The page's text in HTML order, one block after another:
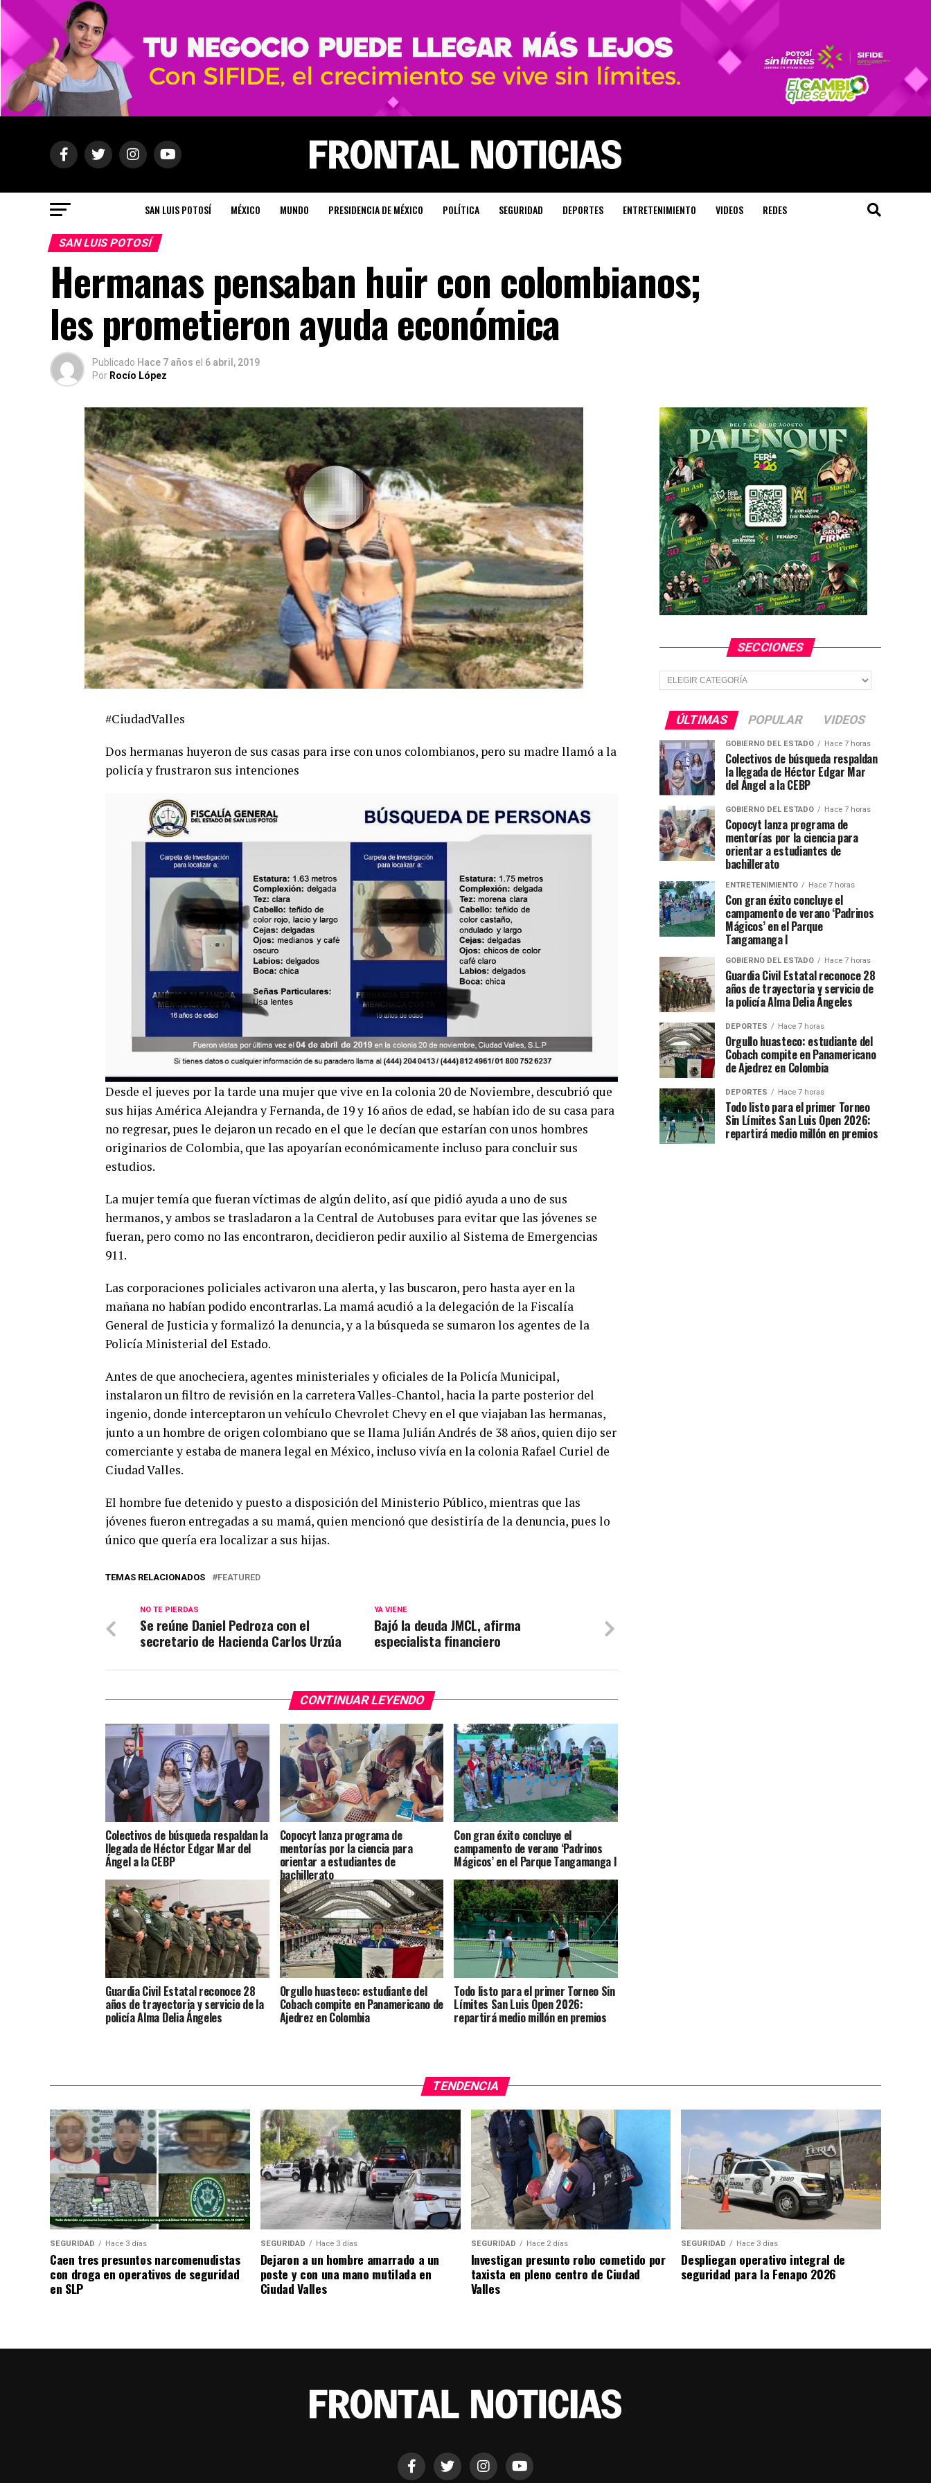
SAN LUIS POTOSÍ MÉXICO MUNDO PRESIDENCIA DE MÉXICO POLÍTICA SEGURIDAD DEPORTES ENTRETENIMIENTO VIDEOS REDES
SAN LUIS POTOSÍ
Hermanas pensaban huir con colombianos;
les prometieron ayuda económica
Publicado Hace 7 años el 6 abril, 2019
Por Rocío López
#CiudadValles
Dos hermanas huyeron de sus casas para irse con unos colombianos, pero su madre llamó a la
policía y frustraron sus intenciones
Desde el jueves por la tarde una mujer que vive en la colonia 20 de Noviembre, descubrió que
sus hijas América Alejandra y Fernanda, de 19 y 16 años de edad, se habían ido de su casa para
no regresar, pues le dejaron un recado en el que le decían que estarían con unos hombres
originarios de Colombia, que las apoyarían económicamente incluso para concluir sus
estudios.
La mujer temía que fueran víctimas de algún delito, así que pidió ayuda a uno de sus
hermanos, y ambos se trasladaron a la Central de Autobuses para evitar que las jóvenes se
fueran, pero como no las encontraron, decidieron pedir auxilio al Sistema de Emergencias
911.
Las corporaciones policiales activaron una alerta, y las buscaron, pero hasta ayer en la
mañana no habían podido encontrarlas. La mamá acudió a la delegación de la Fiscalía
General de Justicia y formalizó la denuncia, y a la búsqueda se sumaron los agentes de la
Policía Ministerial del Estado.
Antes de que anocheciera, agentes ministeriales y oficiales de la Policía Municipal,
instalaron un filtro de revisión en la carretera Valles-Chantol, hacia la parte posterior del
ingenio, donde interceptaron un vehículo Chevrolet Chevy en el que viajaban las hermanas,
junto a un hombre de origen colombiano que se llama Julián Andrés de 38 años, quien dijo ser
comerciante y estaba de manera legal en México, incluso vivía en la colonia Rafael Curiel de
Ciudad Valles.
El hombre fue detenido y puesto a disposición del Ministerio Público, mientras que las
jóvenes fueron entregadas a su mamá, quien mencionó que desistiría de la denuncia, pues lo
único que quería era localizar a sus hijas.
TEMAS RELACIONADOS FEATURED
YA VIENE
Bajó la deuda JMCL, afirma
especialista financiero
NO TE PIERDAS
Se reúne Daniel Pedroza con el
secretario de Hacienda Carlos Urzúa
CONTINUAR LEYENDO
Colectivos de búsqueda respaldan la
llegada de Héctor Edgar Mar del
Ángel a la CEBP
Copocyt lanza programa de
mentorías por la ciencia para
orientar a estudiantes de
bachillerato
Con gran éxito concluye el
campamento de verano ‘Padrinos
Mágicos’ en el Parque Tangamanga I
Guardia Civil Estatal reconoce 28
años de trayectoria y servicio de la
policía Alma Delia Ángeles
Orgullo huasteco: estudiante del
Cobach compite en Panamericano de
Ajedrez en Colombia
Todo listo para el primer Torneo Sin
Límites San Luis Open 2026:
repartirá medio millón en premios
SECCIONES
Secciones
ÚLTIMAS POPULAR VIDEOS
GOBIERNO DEL ESTADO Hace 7 horas
Colectivos de búsqueda respaldan
la llegada de Héctor Edgar Mar
del Ángel a la CEBP
GOBIERNO DEL ESTADO Hace 7 horas
Copocyt lanza programa de
mentorías por la ciencia para
orientar a estudiantes de
bachillerato
ENTRETENIMIENTO Hace 7 horas
Con gran éxito concluye el
campamento de verano ‘Padrinos
Mágicos’ en el Parque
Tangamanga I
GOBIERNO DEL ESTADO Hace 7 horas
Guardia Civil Estatal reconoce 28
años de trayectoria y servicio de
la policía Alma Delia Ángeles
DEPORTES Hace 7 horas
Orgullo huasteco: estudiante del
Cobach compite en Panamericano
de Ajedrez en Colombia
DEPORTES Hace 7 horas
Todo listo para el primer Torneo
Sin Límites San Luis Open 2026:
repartirá medio millón en premios
TENDENCIA
SEGURIDAD Hace 3 días
Caen tres presuntos narcomenudistas
con droga en operativos de seguridad
en SLP
SEGURIDAD Hace 3 días
Dejaron a un hombre amarrado a un
poste y con una mano mutilada en
Ciudad Valles
SEGURIDAD Hace 2 días
Investigan presunto robo cometido por
taxista en pleno centro de Ciudad
Valles
SEGURIDAD Hace 3 días
Despliegan operativo integral de
seguridad para la Fenapo 2026